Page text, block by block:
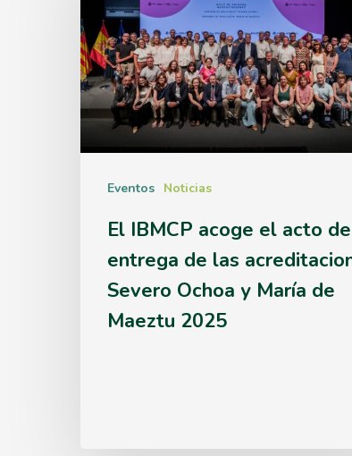
Eventos Noticias
acoge
el
acto
de
entrega
acreditaciones
Severo
Ochoa
El IBMCP acoge el acto de
entrega de las
Severo Ochoa y María de
Maeztu 2025